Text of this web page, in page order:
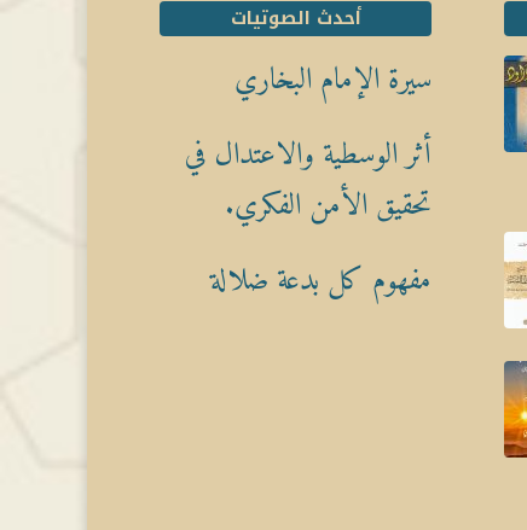
أحدث الصوتيات
سيرة الإمام البخاري
أثر الوسطية والاعتدال في
تحقيق الأمن الفكري.
مفهوم كل بدعة ضلالة